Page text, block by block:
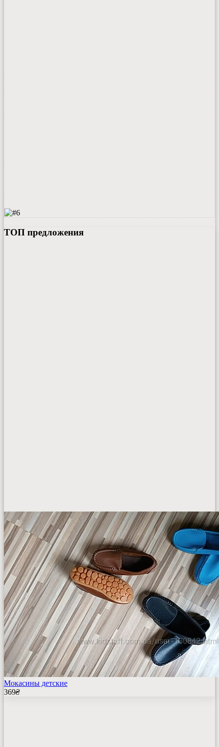
ТОП предложения
Мокасины детские
369₴